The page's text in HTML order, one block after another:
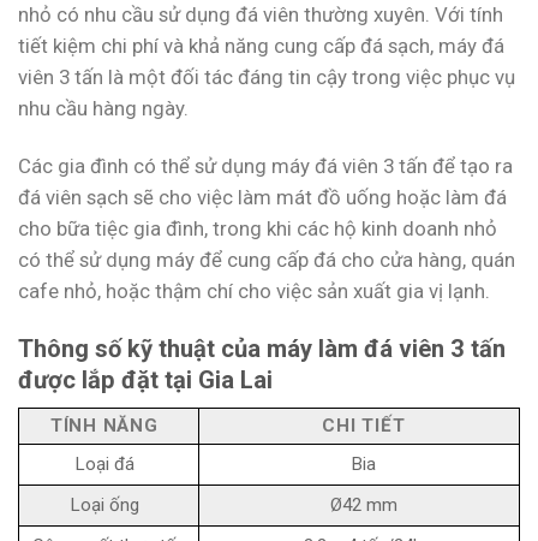
nhỏ có nhu cầu sử dụng đá viên thường xuyên. Với tính
tiết kiệm chi phí và khả năng cung cấp đá sạch, máy đá
viên 3 tấn là một đối tác đáng tin cậy trong việc phục vụ
nhu cầu hàng ngày.
Các gia đình có thể sử dụng máy đá viên 3 tấn để tạo ra
đá viên sạch sẽ cho việc làm mát đồ uống hoặc làm đá
cho bữa tiệc gia đình, trong khi các hộ kinh doanh nhỏ
có thể sử dụng máy để cung cấp đá cho cửa hàng, quán
cafe nhỏ, hoặc thậm chí cho việc sản xuất gia vị lạnh.
Thông số kỹ thuật của máy làm đá viên 3 tấn
được lắp đặt tại Gia Lai
TÍNH NĂNG
CHI TIẾT
Loại đá
Bia
Loại ống
Ø42 mm